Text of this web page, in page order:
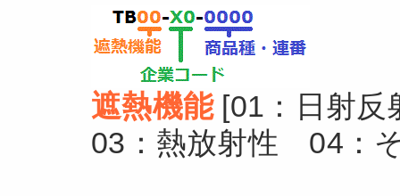
遮熱機能[01：日射反
03：熱放射性 04：